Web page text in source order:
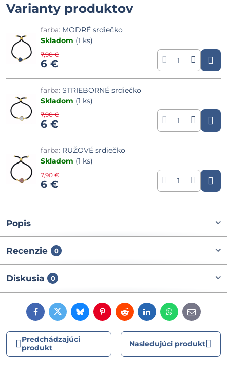
Varianty produktov
farba: MODRÉ srdiečko
Skladom (1 ks)
7,90 €
6 €
farba: STRIEBORNÉ srdiečko
Skladom (1 ks)
7,90 €
6 €
farba: RUŽOVÉ srdiečko
Skladom (1 ks)
7,90 €
6 €
Popis
Recenzie 0
Diskusia 0
FacebookTwitterBlueskyPinterestRedditLinkedInWhatsApp
E-
mail
Predchádzajúci
produkt
Nasledujúci produkt